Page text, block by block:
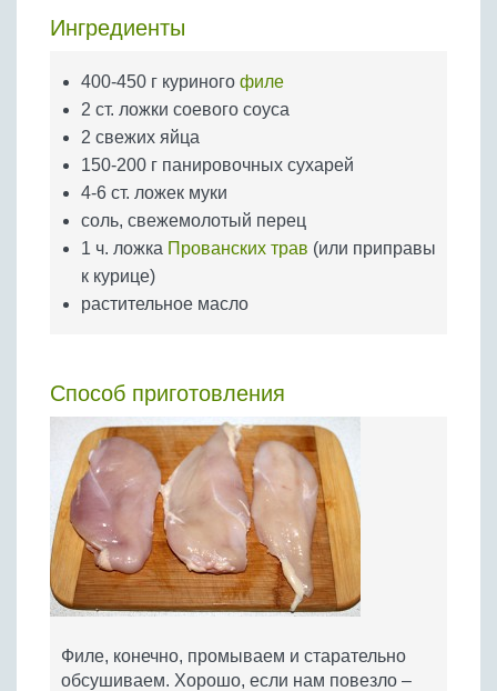
Яйца
Крупы
Ингредиенты
400-450 г куриного филе
2 ст. ложки соевого соуса
2 свежих яйца
150-200 г панировочных сухарей
4-6 ст. ложек муки
соль, свежемолотый перец
1 ч. ложка Прованских трав (или приправы
к курице)
растительное масло
Способ приготовления
Филе, конечно, промываем и старательно
обсушиваем. Хорошо, если нам повезло –